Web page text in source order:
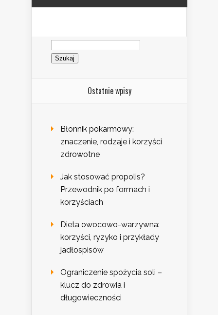
Szukaj:
Ostatnie wpisy
Błonnik pokarmowy:
znaczenie, rodzaje i korzyści
zdrowotne
Jak stosować propolis?
Przewodnik po formach i
korzyściach
Dieta owocowo-warzywna:
korzyści, ryzyko i przykłady
jadłospisów
Ograniczenie spożycia soli –
klucz do zdrowia i
długowieczności